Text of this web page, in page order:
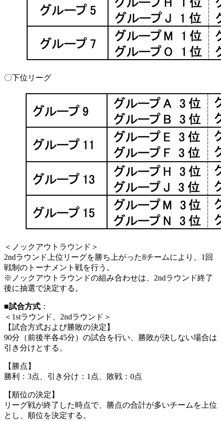
〇下位リーグ
＜ノックアウトラウンド＞
2ndラウンド上位リーグを勝ち上がった8チームにより、1回
戦制のトーナメント戦を行う。
※ノックアウトラウンドの組み合わせは、2ndラウンド終了
後に抽選で決定する。
■試合方式 ：
＜1stラウンド、2ndラウンド＞
【試合方式および勝敗の決定】
90分（前後半各45分）の試合を行い、勝敗が決しない場合は
引き分けとする。
【勝点】
勝利：3点、引き分け：1点、敗戦：0点
【順位の決定】
リーグ戦が終了した時点で、勝点の合計が多いチームを上位
とし、順位を決定する。